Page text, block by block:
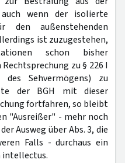
wenn der isolierte
außenstehenden
ist zuzugestehen,
schon bisher
zu § 226 I
Sehvermögens) zu
der BGH mit dieser
fortfahren, so bleibt
"Ausreißer" - mehr noch
Ausweg über Abs. 3, die
Falls - durchaus ein
intellectus.